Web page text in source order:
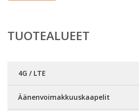
TUOTEALUEET
4G / LTE
Äänenvoimakkuuskaapelit